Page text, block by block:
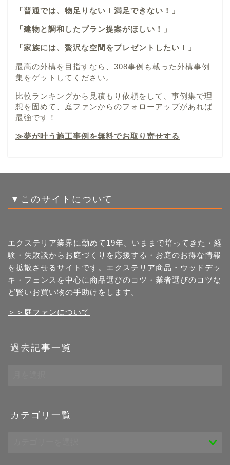
「普通では、物足りない！満足できない！」
「建物と調和したプラン提案がほしい！」
「家族には、贅沢な空間をプレゼントしたい！」
最高の外構を目指すなら、308事例も載った外構事例
集をゲットしてください。
比較ランキングから見積もり依頼をして、事例集で理
想を固めて、庭ファンからのフォローアップがあれば
最強です！
≫夢が叶う施工事例を無料でお取り寄せする
▼このサイトについて
エクステリア業界に勤めて19年。いままで培ってきた・経
験・失敗談からお庭づくりを応援する・お庭のお得な情報
を拡散させるサイトです。エクステリア商品・ウッドデッ
キ・フェンスを中心に商品選びのコツ・業者選びのコツな
ど賢いお買い物の手助けをします。
＞＞庭ファンについて
過去記事一覧
一
覧
カテゴリ一覧